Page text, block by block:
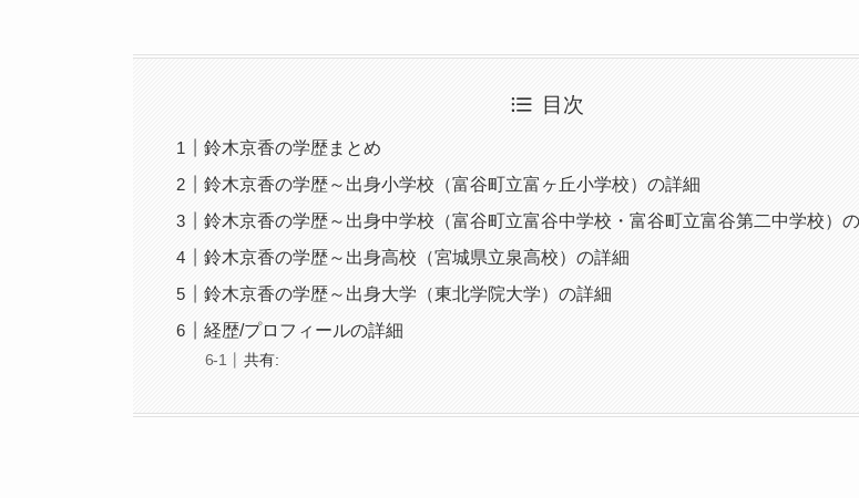
目次
鈴木京香の学歴まとめ
鈴木京香の学歴～出身小学校（富谷町立富ヶ丘小学校）の詳細
鈴木京香の学歴～出身中学校（富谷町立富谷中学校・富谷町立富谷第二中学校）
鈴木京香の学歴～出身高校（宮城県立泉高校）の詳細
鈴木京香の学歴～出身大学（東北学院大学）の詳細
経歴/プロフィールの詳細
共有: